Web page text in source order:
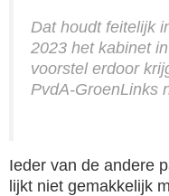
Dat houdt feitelijk
2023 het kabinet
voorstel erdoor
PvdA-GroenLinks
Ieder van de andere
lijkt niet gemakkelijk